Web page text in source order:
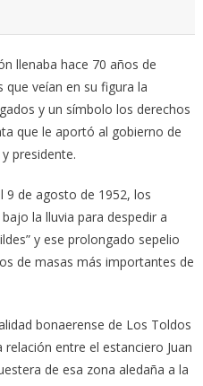
llenaba hace 70 años de
veían en su figura la
y un símbolo los derechos
que le aportó al gobierno de
presidente.
9 de agosto de 1952, los
la lluvia para despedir a
y ese prolongado sepelio
de masas más importantes de
bonaerense de Los Toldos
entre el estanciero Juan
de esa zona aledaña a la